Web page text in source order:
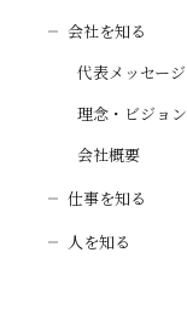
会社を知る
代表メッセージ
理念・ビジョン
会社概要
仕事を知る
人を知る